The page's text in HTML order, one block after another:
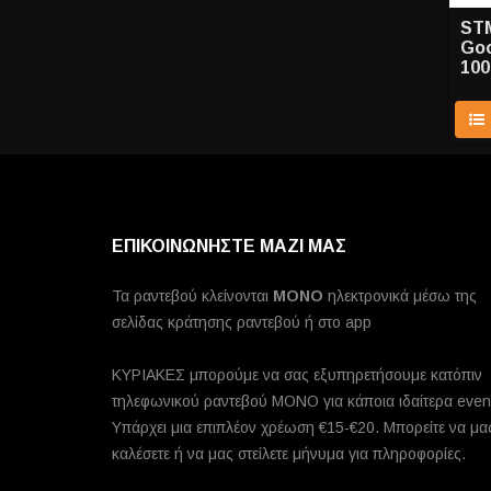
ΕΠΙΚΟΙΝΩΝΗΣΤΕ ΜΑΖΙ ΜΑΣ
Τα ραντεβού κλείνονται MONO ηλεκτρονικά μέσω της
σελίδας κράτησης ραντεβού ή στο app
ΚΥΡΙΑΚΕΣ μπορούμε να σας εξυπηρετήσουμε κατόπιν
τηλεφωνικού ραντεβού ΜΟΝΟ για κάποια ιδαίτερα
Υπάρχει μια επιπλέον χρέωση €15-€20. Μπορείτε να
καλέσετε ή να μας στείλετε μήνυμα για πληροφορίες.